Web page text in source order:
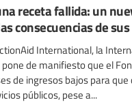
receta fallida: un
consecuencias de
International, la
de manifiesto que el
de ingresos bajos para
públicos, pese a...